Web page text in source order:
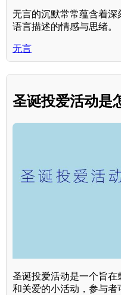
无言的沉默常常蕴含着深
语言描述的情感与思绪。
无言
圣诞投爱活动是
圣诞投爱活动是一个旨
和关爱的小活动，参与